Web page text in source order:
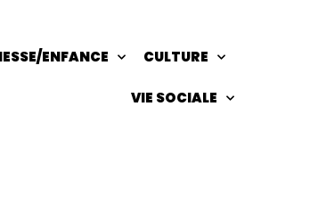
ENFANCE CULTURE
VIE SOCIALE